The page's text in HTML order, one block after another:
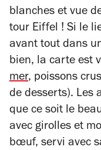
blanches et vue
tour Eiffel ! Si le
avant tout dans
bien, la carte est
mer, poissons
de desserts). Les
que ce soit le
avec girolles et
bœuf, servi avec